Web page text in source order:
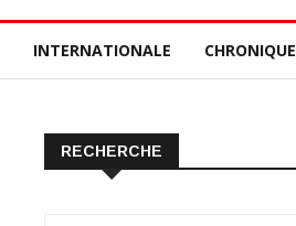
INTERNATIONALE CHRONIQUE
RECHERCHE